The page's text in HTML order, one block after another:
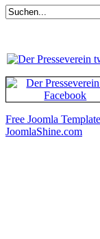
Free Joomla
JoomlaShine.com